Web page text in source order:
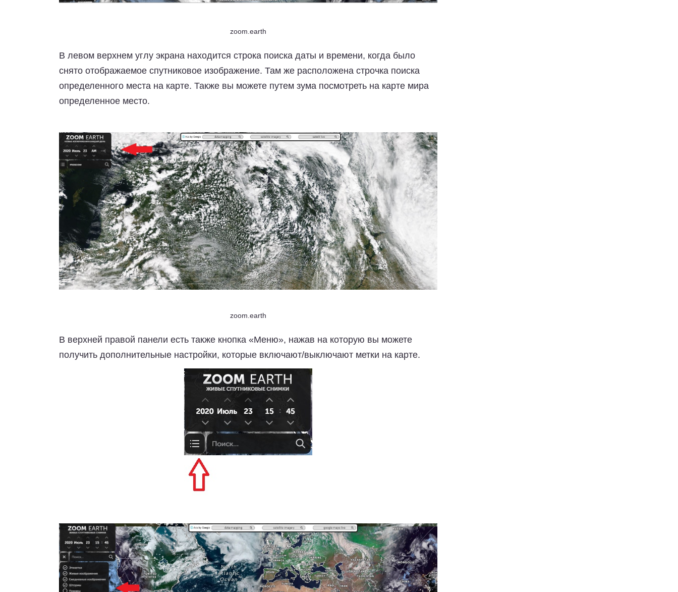
zoom.earth
В левом верхнем углу экрана находится строка поиска даты и времени, когда было
снято отображаемое спутниковое изображение. Там же расположена строчка поиска
определенного места на карте. Также вы можете путем зума посмотреть на карте мира
определенное место.
zoom.earth
В верхней правой панели есть также кнопка «Меню», нажав на которую вы можете
получить дополнительные настройки, которые включают/выключают метки на карте.